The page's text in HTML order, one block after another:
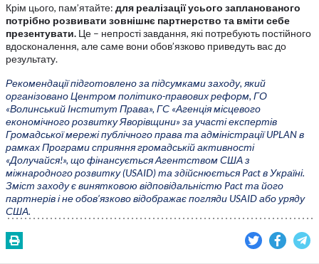
Крім цього, пам’ятайте: для реалізації усього запланованого
потрібно розвивати зовнішнє партнерство та вміти себе
презентувати. Це – непрості завдання, які потребують постійного
вдосконалення, але саме вони обов’язково приведуть вас до
результату.
Рекомендації підготовлено за підсумками заходу, який
організовано Центром політико-правових реформ, ГО
«Волинський Інститут Права», ГС «Агенція місцевого
економічного розвитку Яворівщини» за участі експертів
Громадської мережі публічного права та адміністрації UPLAN в
рамках Програми сприяння громадській активності
«Долучайся!», що фінансується Агентством США з
міжнародного розвитку (USAID) та здійснюється Pact в Україні.
Зміст заходу є винятковою відповідальністю Pact та його
партнерів і не обов’язково відображає погляди USAID або уряду
США.